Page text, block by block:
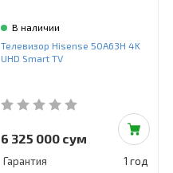
В наличии
Телевизор Hisense 50A63H 4K
UHD Smart TV
6 325 000 сум
Гарантия 1 год